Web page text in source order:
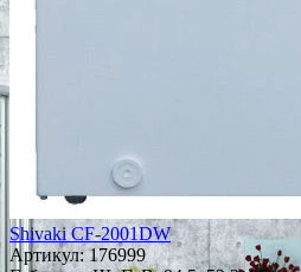
Shivaki CF-2001DW
Артикул:176999